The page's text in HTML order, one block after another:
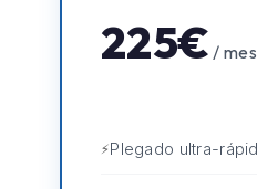
225€ / mes
Plegado ultra-